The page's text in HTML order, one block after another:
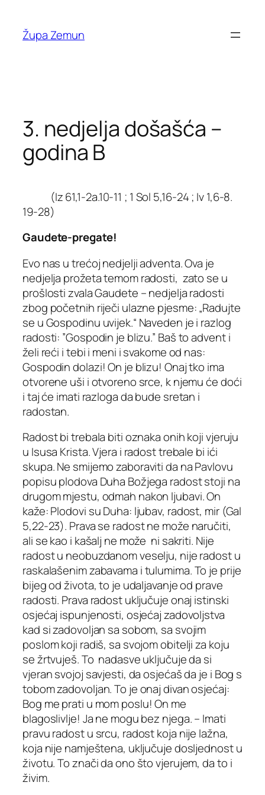
content
Župa Zemun
3. nedjelja došašća –
godina B
(Iz 61,1-2a.10-11 ; 1 Sol 5,16-24 ; Iv 1,6-8.
19-28)
Gaudete-pregate!
Evo nas u trećoj nedjelji adventa. Ova je
nedjelja prožeta temom radosti, zato se u
prošlosti zvala Gaudete – nedjelja radosti
zbog početnih riječi ulazne pjesme: „Radujte
se u Gospodinu uvijek.“ Naveden je i razlog
radosti: ”Gospodin je blizu.” Baš to advent i
želi reći i tebi i meni i svakome od nas:
Gospodin dolazi! On je blizu! Onaj tko ima
otvorene uši i otvoreno srce, k njemu će doći
i taj će imati razloga da bude sretan i
radostan.
Radost bi trebala biti oznaka onih koji vjeruju
u Isusa Krista. Vjera i radost trebale bi ići
skupa. Ne smijemo zaboraviti da na Pavlovu
popisu plodova Duha Božjega radost stoji na
drugom mjestu, odmah nakon ljubavi. On
kaže: Plodovi su Duha: ljubav, radost, mir (Gal
5,22-23). Prava se radost ne može naručiti,
ali se kao i kašalj ne može ni sakriti. Nije
radost u neobuzdanom veselju, nije radost u
raskalašenim zabavama i tulumima. To je prije
bijeg od života, to je udaljavanje od prave
radosti. Prava radost uključuje onaj istinski
osjećaj ispunjenosti, osjećaj zadovoljstva
kad si zadovoljan sa sobom, sa svojim
poslom koji radiš, sa svojom obitelji za koju
se žrtvuješ. To nadasve uključuje da si
vjeran svojoj savjesti, da osjećaš da je i Bog s
tobom zadovoljan. To je onaj divan osjećaj:
Bog me prati u mom poslu! On me
blagoslivlje! Ja ne mogu bez njega. – Imati
pravu radost u srcu, radost koja nije lažna,
koja nije namještena, uključuje dosljednost u
životu. To znači da ono što vjerujem, da to i
živim.